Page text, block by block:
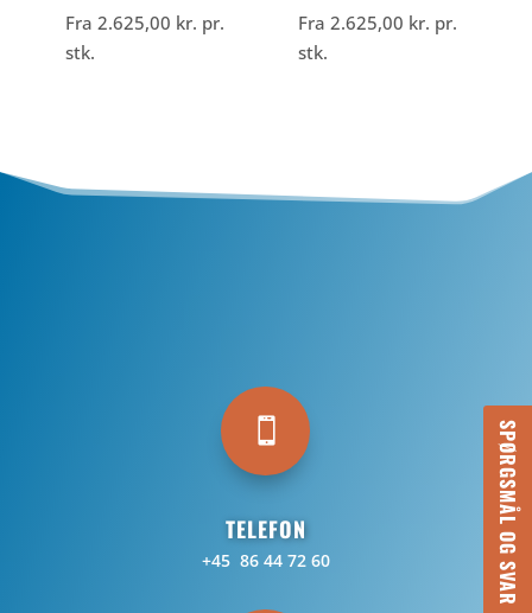
SPØRGSMÅL OG SVAR
Fra 2.625,00 kr. pr.
stk.
Fra2.625,00 kr. pr.
stk.

TELEFON
+45 86 44 72 60